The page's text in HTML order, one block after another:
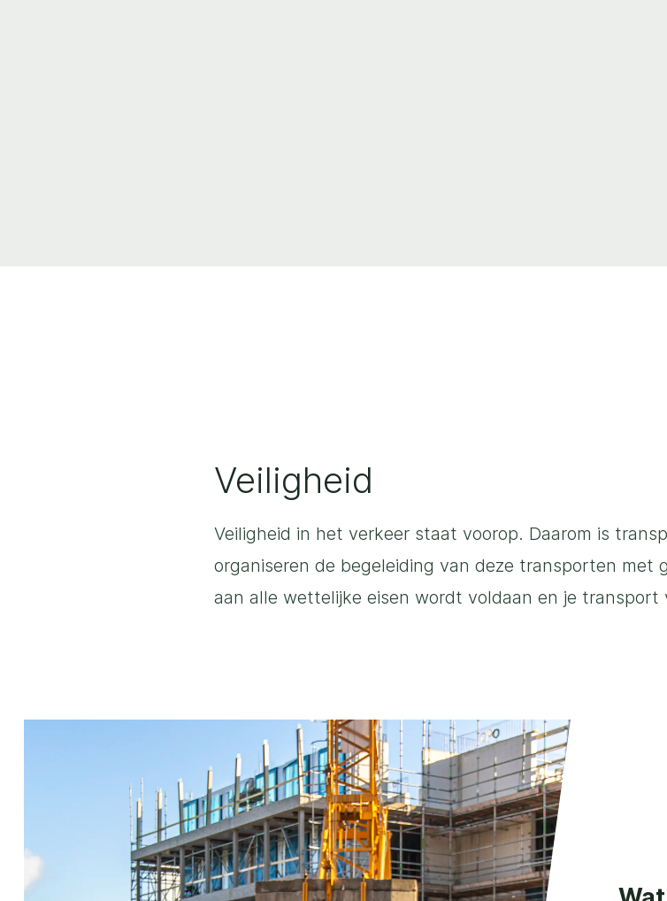
Veiligheid
Veiligheid in het verkeer staat voorop. Daarom is
organiseren de begeleiding van deze transporten met
aan alle wettelijke eisen wordt voldaan en je transport